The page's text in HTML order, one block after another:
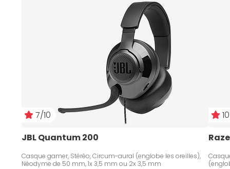
7/10
JBL Quantum 200
Casque gamer, Stéréo, Circum-aural (englobe les oreilles),
Néodyme de 50 mm, 1x 3,5 mm ou 2x 3,5 mm